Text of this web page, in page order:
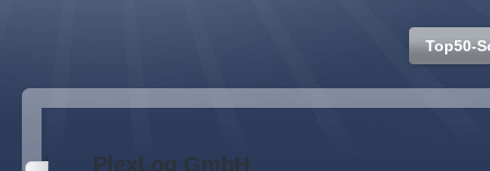
Top50-
PlexLog GmbH